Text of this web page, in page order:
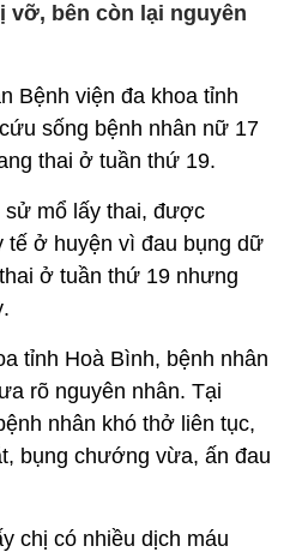
vỡ, bên còn lại nguyên
Bệnh viện đa khoa tỉnh
sống bệnh nhân nữ 17
thai ở tuần thứ 19.
sử mổ lấy thai, được
tế ở huyện vì đau bụng dữ
ở tuần thứ 19 nhưng
tỉnh Hoà Bình, bệnh nhân
rõ nguyên nhân. Tại
nhân khó thở liên tục,
bụng chướng vừa, ấn đau
chị có nhiều dịch máu